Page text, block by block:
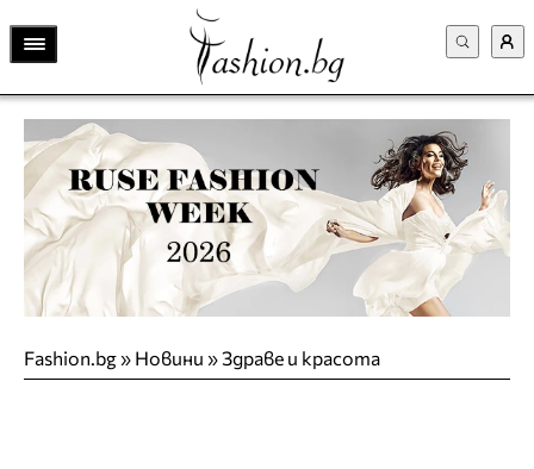
Fashion.bg» Новини »Здраве и красота